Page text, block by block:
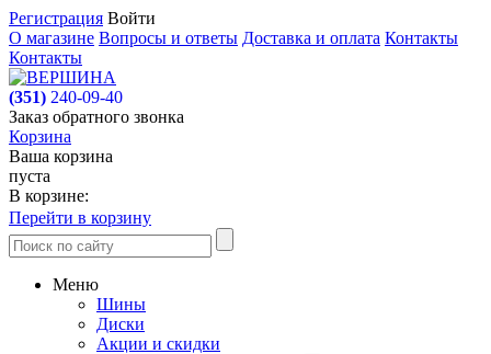
Регистрация Войти
О магазине Вопросы и ответы Доставка и оплата Контакты
Контакты
(351) 240-09-40
Заказ обратного звонка
Корзина
Ваша корзина
пуста
В корзине:
Перейти в корзину
Меню
Шины
Диски
Акции и скидки